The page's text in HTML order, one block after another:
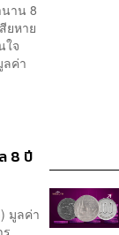
นาน 8
ยหาย
ใจ
ลค่า
8 ปี
มูลค่า